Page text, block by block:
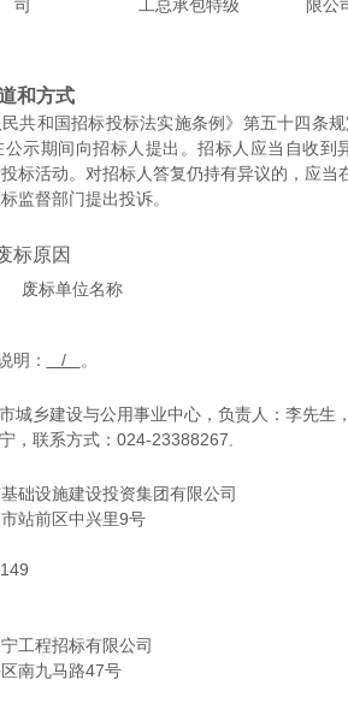
司
工总承包特级
限公
和方式
共和国招标投标法实施条例》第五十四条
示期间向招标人提出。招标人应当自收到
标活动。对招标人答复仍持有异议的，应当
监督部门提出投诉。
标原因
废标单位名称
明： / 。
城乡建设与公用事业中心，负责人：李先生
，联系方式： 024-23388267 。
础设施建设投资集团有限公司
站前区中兴里9号
工程招标有限公司
南九马路47号